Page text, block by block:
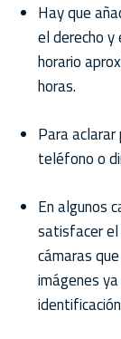
Hay que
el derecho
horario
horas.
Para aclarar
teléfono o
En algunos
satisfacer el
cámaras
imágenes